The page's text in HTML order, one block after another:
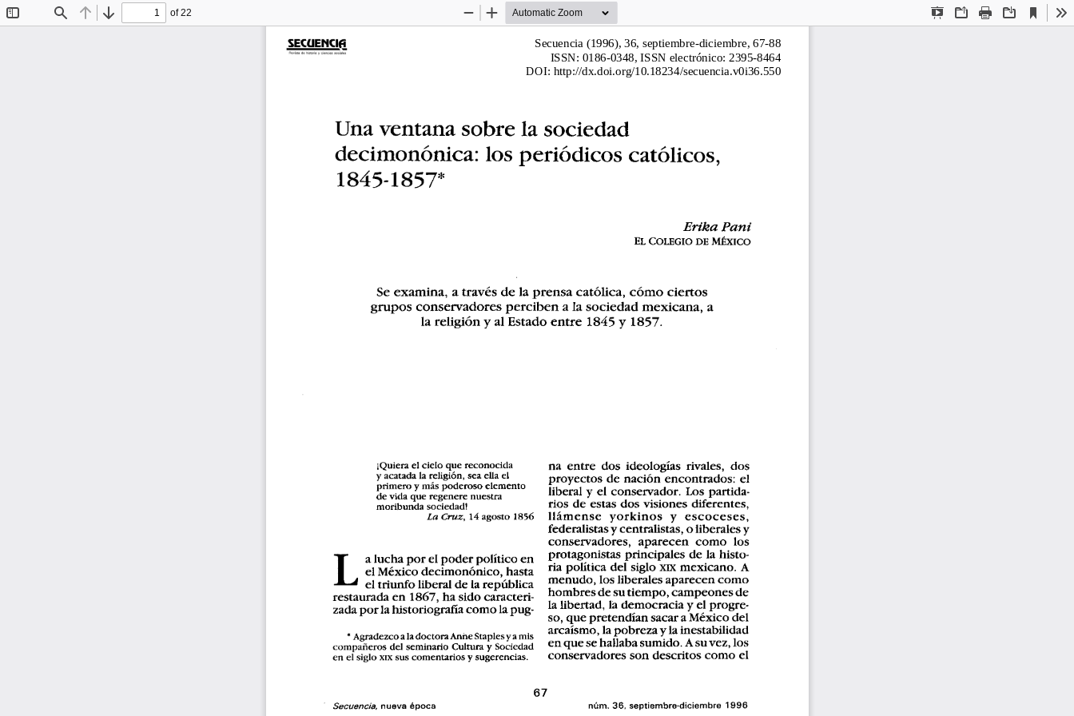
Find Previous
Next
of 22
Presentation
OpenPrint Download
Current
View
Zoom
Zoom
num, 36.  septiembre-diciembre  1996
67
na entre
dos  ideologias  rivales,  dos
proyectos de naci6n  encontrados: el
liberal y el conservador.  Los partida­
rios de  estas dos visiones  diferentes,
llamense  yorkinos
y escoceses,
federalistas y centralistas,  o liberates y
conservadores,  aparecen  como
los
protagonistas  principales  de Ia histo­
ria politica  del siglo XIX mexicano.  A
menudo, Ios liberales aparecen como
hombres de su tiempo, campeones de
la libertad, la democracia y el progre­
so, que pretendian sacar a Mexico del
arcaisrno, la pobreza y la inestabilidad
en que se hallaba sumido. A su vez, los
conservadores  son descritos como el
Secuencia. nueva  epoca
• Agradezco  a la doctora Anne Staples ya mis
compafieros  del seminario  Cultura  y Sociedad
en el siglo xrx sus cornentarios y sugerencias
L a lucha por el poder politico en
el Mexico decirnononico,  hasta
el triunfo liberal de la republica
restaurada en 1867, ha sido caracteri­
zada por la historiografia como la pug­
iQuiera  el cielo que reconocida
y acatada  la religion, sea ella el
primero y mas poderoso  elemento
de vida que regenere  nuestra
moribunda sociedad!
La Cruz, 14 agosto 1856
Se examina, a traves de la prensa catolica, c6mo ciertos
grupos conservadores perciben  a la sociedad mexicana, a
la religion y al Estado entre  1845 y 1857.
ErikaPani
EL COLEGIO  DE MExICO
Una ventana sobre la sociedad
decimon6nica: los peri6dicos cat61icos,
1845-1857*
Secuencia (1996), 36, septiembre-diciembre, 67-88
ISSN: 0186-0348, ISSN electrónico: 2395-8464
DOI: http://dx.doi.org/10.18234/secuencia.v0i36.550